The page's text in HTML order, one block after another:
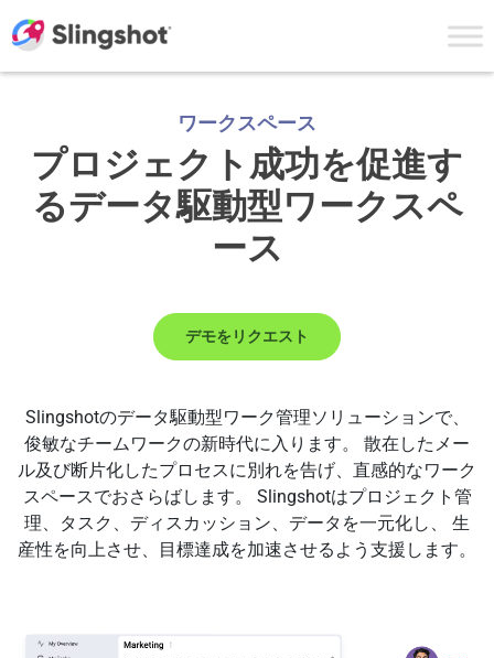
ワークスペース
プロジェクト成功を促進す
るデータ駆動型ワークスペ
ース
Slingshotのデータ駆動型ワーク管理ソリューションで、
俊敏なチームワークの新時代に入ります。 散在したメー
ル及び断片化したプロセスに別れを告げ、直感的なワーク
スペースでおさらばします。 Slingshotはプロジェクト管
理、タスク、ディスカッション、データを一元化し、 生
産性を向上させ、目標達成を加速させるよう支援します。
デモをリクエスト